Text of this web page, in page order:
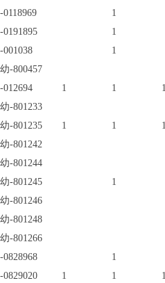
0118969
1
0191895
1
001038
1
-800457
012694 1 1
-801233
-801235 1 1
-801242
-801244
-801245
1
-801246
-801248
-801266
0828968
1
0829020 1 1